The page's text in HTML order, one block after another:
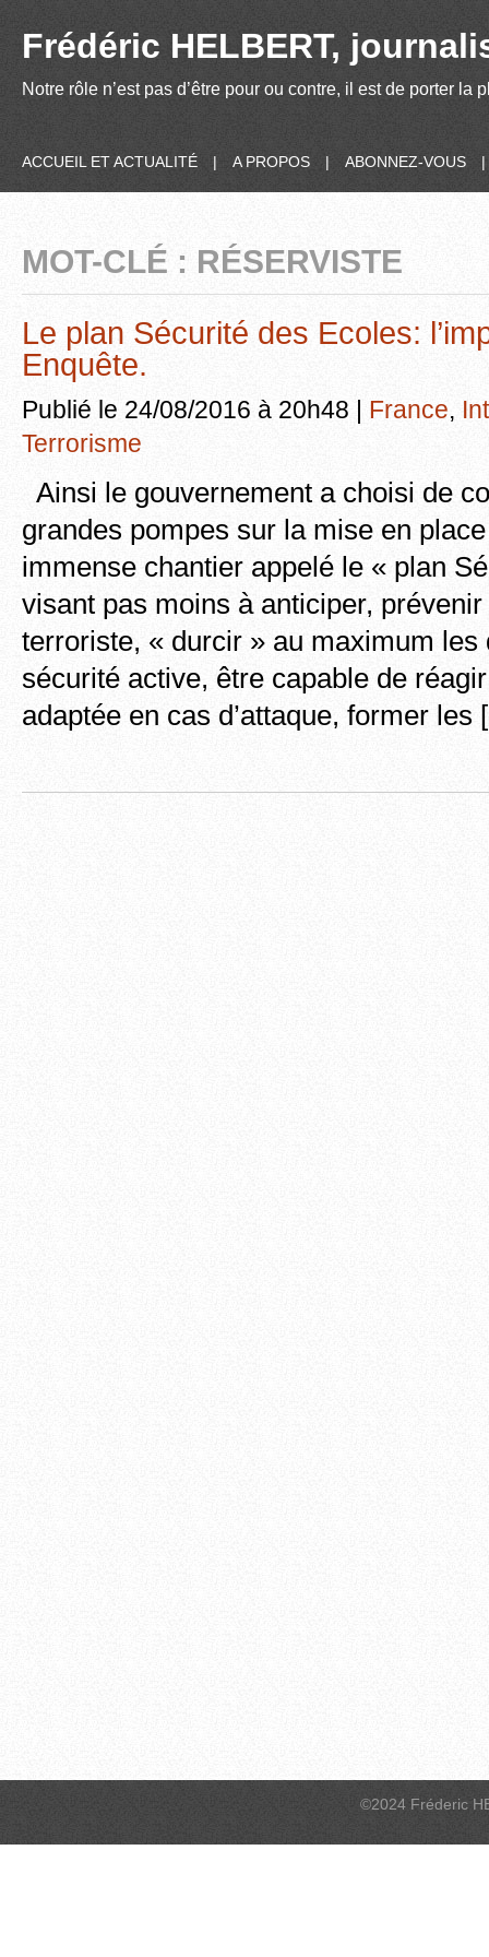
Frédéric HELBERT,
Notre rôle n’est pas d’être pour ou contre, il est de porter
ACCUEIL ET ACTUALITÉ | A PROPOS | ABONNEZ-VOUS |
MOT-CLÉ : RÉSERVISTE
Le plan Sécurité des Ecoles:
Enquête.
Publié le 24/08/2016 à 20h48 | France,
Terrorisme
Ainsi le gouvernement a choisi de
grandes pompes sur la mise en place
immense chantier appelé le « plan
visant pas moins à anticiper,
terroriste, « durcir » au maximum les
sécurité active, être capable de
adaptée en cas d’attaque, former
©2024 Fréderic